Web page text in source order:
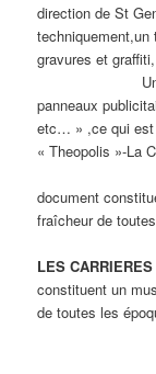
direction de St
gravures et
Un texte qui
panneaux
etc… » ,ce qui est
« Theopolis »-La
document
fraîcheur de
LES
constituent un
de toutes les